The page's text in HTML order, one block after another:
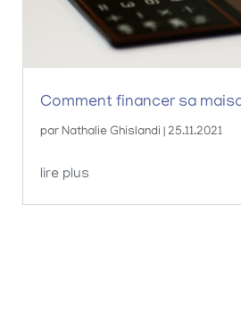
Comment financer sa
par Nathalie Ghislandi 25.11.2021
lire plus